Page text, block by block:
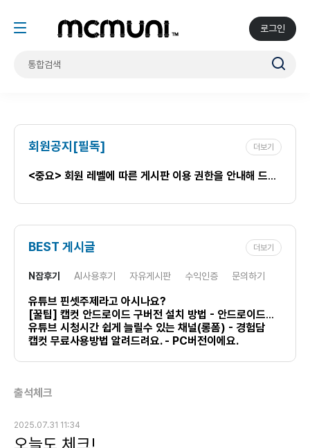
로그인
회원공지[필독] 더보기
<중요> 회원 레벨에 따른 게시판 이용 권한을 안내해 드립니다.
BEST 게시글
N잡후기 AI사용후기 자유게시판 수익인증 문의하기
더보기
유튜브 핀셋주제라고 아시나요?
[꿀팁] 캡컷 안드로이드 구버전 설치 방법 - 안드로이드만 가능
유튜브 시청시간 쉽게 늘릴수 있는 채널(롱폼) - 경험담
캡컷 무료사용방법 알려드려요. - PC버전이에요.
출석체크
2025.07.31 11:34